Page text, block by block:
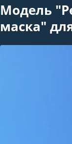
Модель
маска"